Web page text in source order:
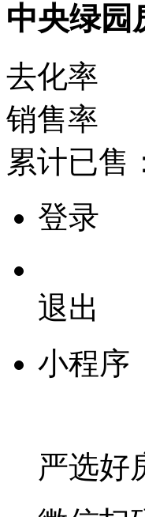
中央绿园
去化率
销售率
累计已售
登录
退出
小程序
严选好